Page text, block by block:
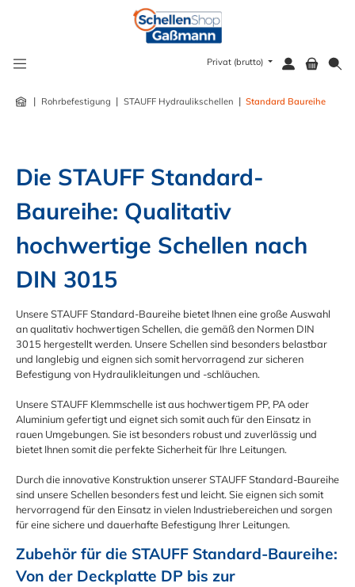
Privat (brutto)
| Rohrbefestigung | STAUFF Hydraulikschellen | Standard Baureihe
Die STAUFF Standard-
Baureihe: Qualitativ
hochwertige Schellen nach
DIN 3015
Unsere STAUFF Standard-Baureihe bietet Ihnen eine große Auswahl
an qualitativ hochwertigen Schellen, die gemäß den Normen DIN
3015 hergestellt werden. Unsere Schellen sind besonders belastbar
und langlebig und eignen sich somit hervorragend zur sicheren
Befestigung von Hydraulikleitungen und -schläuchen.
Unsere STAUFF Klemmschelle ist aus hochwertigem PP, PA oder
Aluminium gefertigt und eignet sich somit auch für den Einsatz in
rauen Umgebungen. Sie ist besonders robust und zuverlässig und
bietet Ihnen somit die perfekte Sicherheit für Ihre Leitungen.
Durch die innovative Konstruktion unserer STAUFF Standard-Baureihe
sind unsere Schellen besonders fest und leicht. Sie eignen sich somit
hervorragend für den Einsatz in vielen Industriebereichen und sorgen
für eine sichere und dauerhafte Befestigung Ihrer Leitungen.
Zubehör für die STAUFF Standard-Baureihe:
Von der Deckplatte DP bis zur